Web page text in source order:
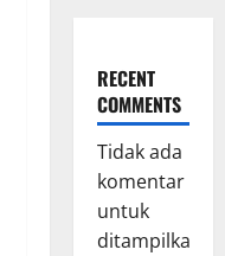
RECENT
COMMENTS
Tidak ada
komentar
untuk
ditampilkan.